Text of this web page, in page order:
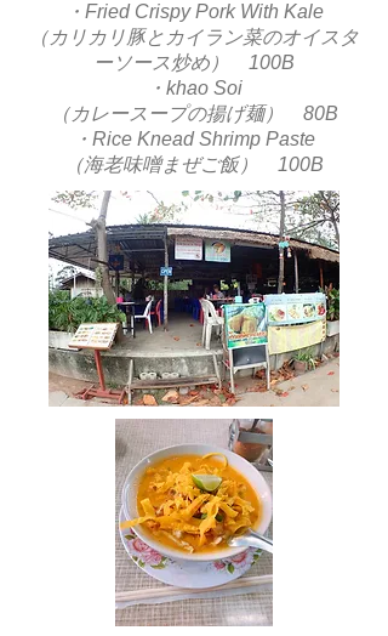
・Fried Crispy Pork With Kale
（カリカリ豚とカイラン菜のオイスタ
ーソース炒め） 100B
・khao Soi
（カレースープの揚げ麺） 80B
・Rice Knead Shrimp Paste
（海老味噌まぜご飯） 100B